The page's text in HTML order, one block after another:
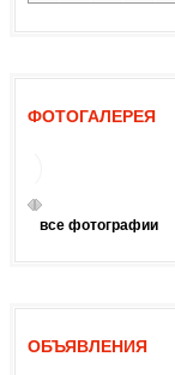
ФОТОГАЛЕРЕЯ
все фотографии
ОБЪЯВЛЕНИЯ